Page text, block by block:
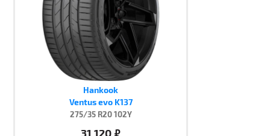
Hankook
Ventus evo K137
275/35 R20 102Y
31 120 руб.